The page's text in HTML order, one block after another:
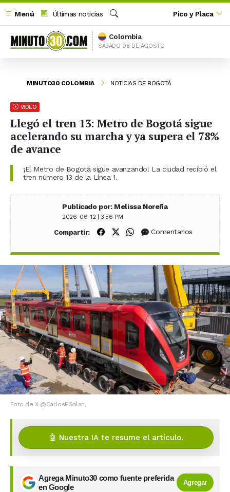
Menú
Últimas noticias
Buscar
Pico y Placa
Colombia
SÁBADO 08 DE AGOSTO
MINUTO30 COLOMBIA NOTICIAS DE BOGOTÁ
VIDEO
Llegó el tren 13: Metro de Bogotá sigue
acelerando su marcha y ya supera el 78%
de avance
¡El Metro de Bogotá sigue avanzando! La ciudad recibió el
tren número 13 de la Línea 1.
Publicado por: Melissa Noreña
2026-06-12 | 3:56 PM
Compartir: Compartir en Facebook
Compartir en X (Twitter)
Compartir en WhatsApp
Comentarios
Foto de X @CarlosFGalan.
🤖 Nuestra IA te resume el artículo.
Agrega Minuto30 como fuente preferida
en Google
Agregar